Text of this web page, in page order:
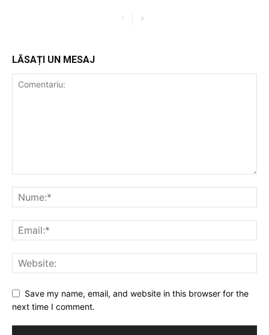
LĂSAȚI UN MESAJ
Save my name, email, and website in this browser for the
next time I comment.